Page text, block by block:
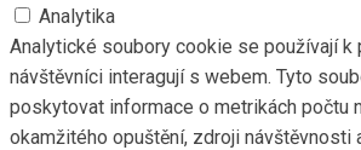
Analytika
Analytické soubory cookie se používají k
návštěvníci interagují s webem. Tyto
poskytovat informace o metrikách počtu
okamžitého opuštění, zdroji návštěvnosti